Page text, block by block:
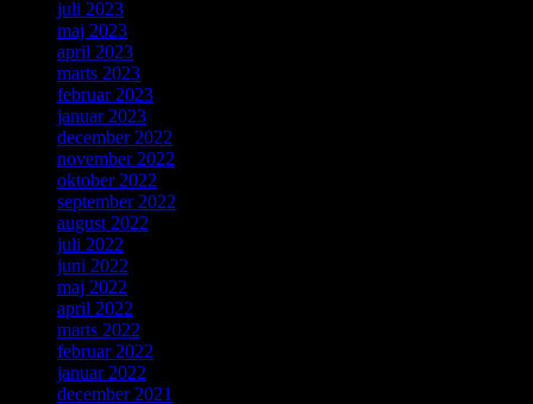
juli 2023
maj 2023
april 2023
marts 2023
februar 2023
januar 2023
december 2022
november 2022
oktober 2022
september 2022
august 2022
juli 2022
juni 2022
maj 2022
april 2022
marts 2022
februar 2022
januar 2022
december 2021